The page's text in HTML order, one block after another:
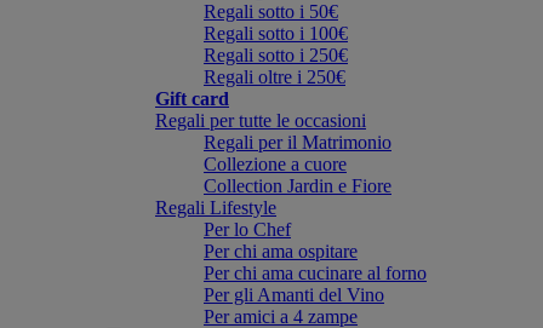
Regali sotto i 50€
Regali sotto i 100€
Regali sotto i 250€
Regali oltre i 250€
Gift card
Regali per tutte le occasioni
Regali per il Matrimonio
Collezione a cuore
Collection Jardin e Fiore
Regali Lifestyle
Per lo Chef
Per chi ama ospitare
Per chi ama cucinare al forno
Per gli Amanti del Vino
Per amici a 4 zampe